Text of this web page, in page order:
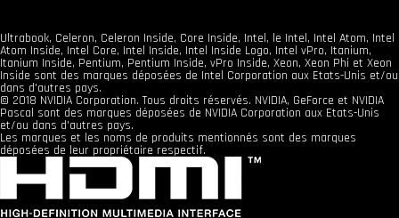
Ultrabook, Celeron, Celeron Inside, Core Inside, Intel, le Intel, Intel Atom, Intel
Atom Inside, Intel Core, Intel Inside, Intel Inside Logo, Intel vPro, Itanium,
Itanium Inside, Pentium, Pentium Inside, vPro Inside, Xeon, Xeon Phi et Xeon
Inside sont des marques déposées de Intel Corporation aux Etats-Unis et/ou
dans d'autres pays.
© 2018 NVIDIA Corporation. Tous droits réservés. NVIDIA, GeForce et NVIDIA
Pascal sont des marques déposées de NVIDIA Corporation aux Etats-Unis
et/ou dans d'autres pays.
Les marques et les noms de produits mentionnés sont des marques
déposées de leur propriétaire respectif.